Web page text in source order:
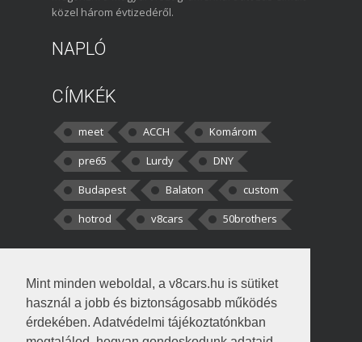
Mint minden weboldal, a v8cars.hu is sütiket
használ a jobb és biztonságosabb működés
érdekében. Adatvédelmi tájékoztatónkban
közel három évtizedéről.
NAPLÓ
CÍMKÉK
meet ACCH
Komárom
pre65
Lurdy
DNY
Budapest
Balaton
custom
hotrod
v8cars 50brothers
kortisz:Elszúrtam! Én csak két
darabbaal számoltam. Nem tudtam, hogy fél autót,